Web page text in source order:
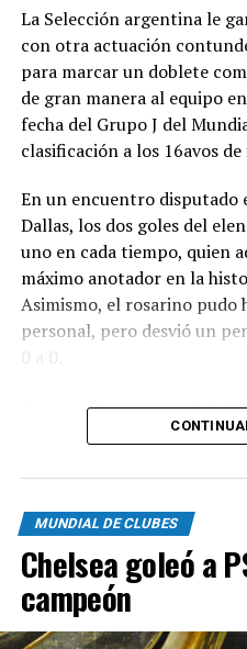
La Selección argentina le
con otra actuación
para marcar un doblete
de gran manera al equipo
fecha del Grupo J del
clasificación a los 16avos
En un encuentro disputado
Dallas, los dos goles del
uno en cada tiempo, quien
máximo anotador en la
Asimismo, el rosarino pudo
personal, pero desvió un
El encuentro comenzó de
los dirigidos por Lionel
aunque Messi no pudo
un remate que se fue al
arquero austríaco, Alexander
A partir de allí, Austria
el campo de juego y se
aunque la “Albiceleste”
MUNDIAL DE CLUBES
Chelsea goleó a
campeón